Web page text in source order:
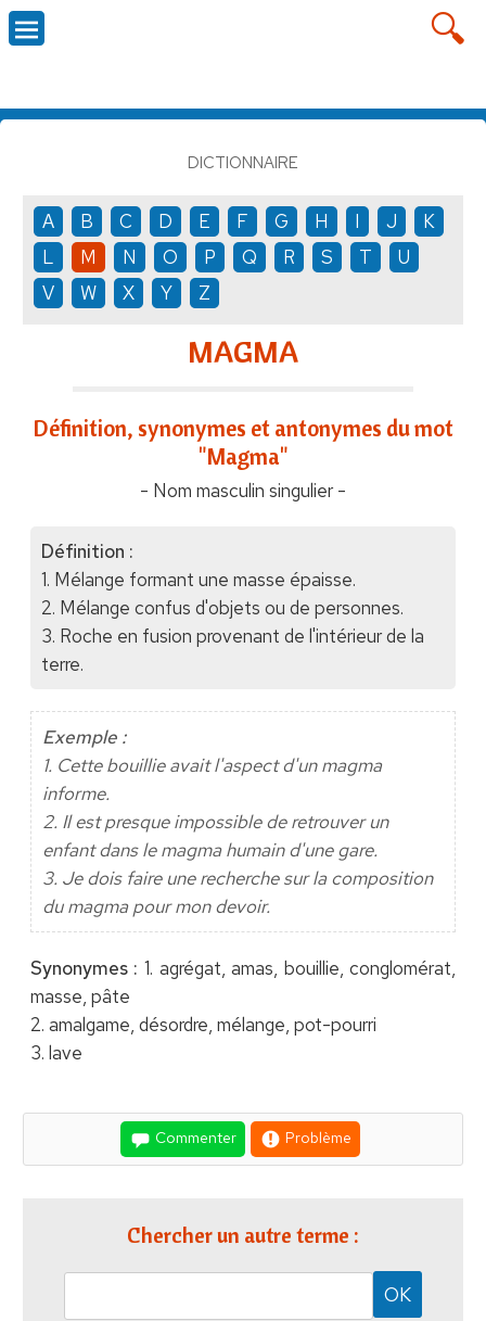
DICTIONNAIRE
A B C D E F G H I J
K
L
M N O P Q R S T
U
V
W X Y Z
MAGMA
Définition, synonymes et antonymes du mot
"Magma"
- Nom masculin singulier -
Définition :
1. Mélange formant une masse épaisse.
2. Mélange confus d'objets ou de personnes.
3. Roche en fusion provenant de l'intérieur de la
terre.
Exemple :
1. Cette bouillie avait l'aspect d'un magma
informe.
2. Il est presque impossible de retrouver un
enfant dans le magma humain d'une gare.
3. Je dois faire une recherche sur la composition
du magma pour mon devoir.
Synonymes : 1. agrégat, amas, bouillie, conglomérat,
masse, pâte
2. amalgame, désordre, mélange, pot-pourri
3. lave
Commenter Problème
Chercher un autre terme :